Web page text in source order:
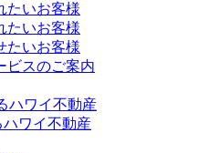
たいお客様
たいお客様
たいお客様
ビスのご案内
ハワイ不動産
ワイ不動産